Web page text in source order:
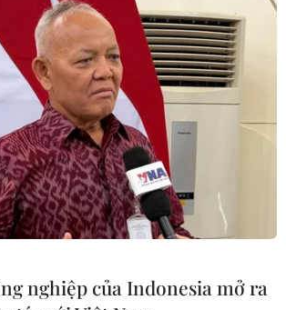
có số ca mắc COVID-19 mới cao
Philippines phát hiện hiều ca nhiễm
trong khi đó Hungary thông báo số ca
cao mức kỷ lục.
nghiệp của Indonesia mở ra